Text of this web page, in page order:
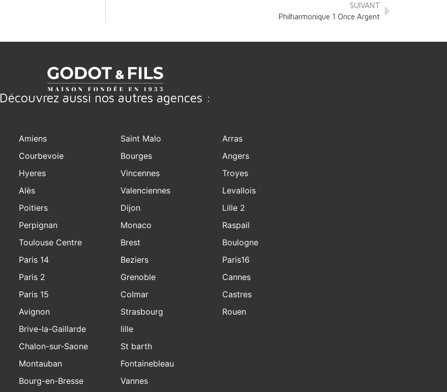
SUIVANT
Philharmonique 1 Once Argent
Découvrez aussi nos autres agences :
Amiens
Courbevoie
Hyeres
Alès
Poitiers
Perpignan
Toulouse Centre
Paris 14
Paris 2
Paris 15
Avignon
Saint Malo
Bourges
Vincennes
Valenciennes
Dijon
Monaco
Brest
Beziers
Grenoble
Colmar
Strasbourg
Arras
Angers
Troyes
Levallois
Lille 2
Raspail
Boulogne
Paris16
Cannes
Castres
Rouen
Brive-la-Gaillarde
Chalon-sur-Saone
Montauban
Bourg-en-Bresse
lille
St barth
Fontainebleau
Vannes